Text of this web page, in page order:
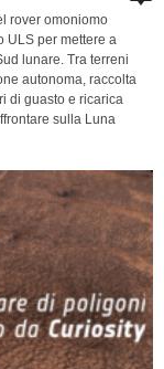
rover omoniomo
ULS per mettere a
lunare. Tra terreni
autonoma, raccolta
di guasto e ricarica
sulla Luna